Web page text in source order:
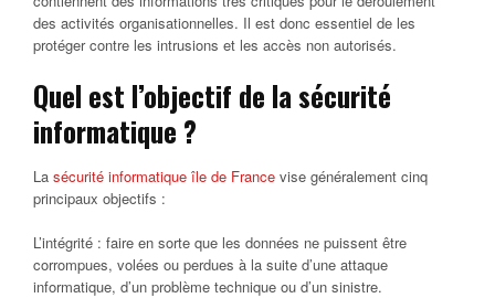
des activités organisationnelles. Il est donc essentiel de les
protéger contre les intrusions et les accès non autorisés.
Quel est l’objectif de la sécurité
informatique ?
La sécurité informatique île de France vise généralement cinq
principaux objectifs :
L’intégrité : faire en sorte que les données ne puissent être
corrompues, volées ou perdues à la suite d’une attaque
informatique, d’un problème technique ou d’un sinistre.